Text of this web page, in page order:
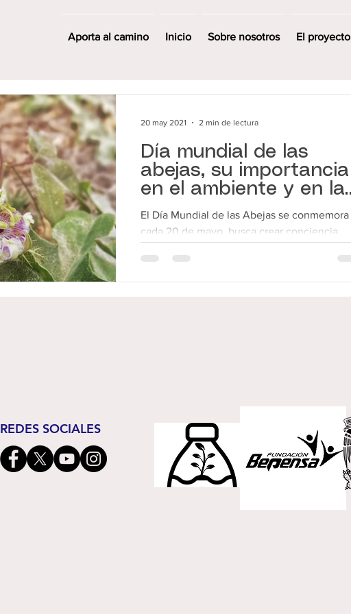
Aporta al camino Inicio Sobre nosotros El proyecto
Día mundial de las
abejas, su importancia
en el ambiente y en la
cultura maya.
El Día Mundial de las Abejas se conmemora
cada 20 de mayo, busca crear conciencia
amenazas...
20 may 2021 2 min de lectura
REDES SOCIALES